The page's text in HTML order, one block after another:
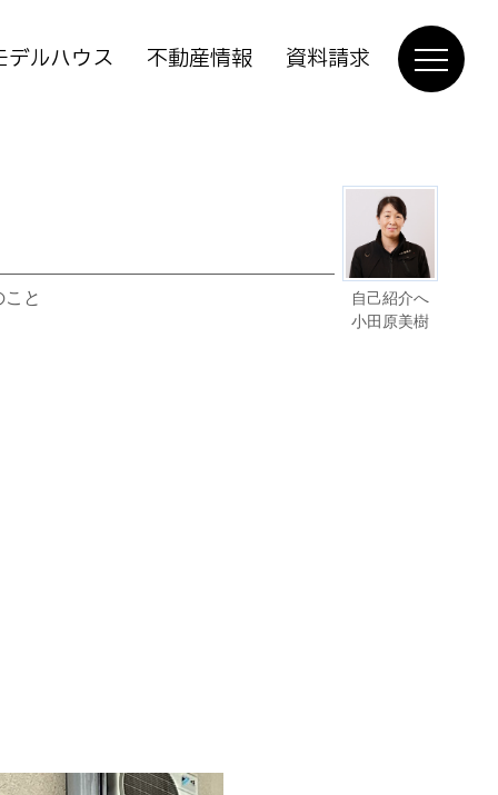
デルハウス 不動産情報 資料請求
自己紹介へ
小田原美樹
こと